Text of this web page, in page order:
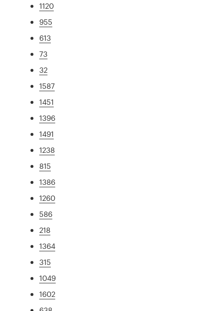
1120
955
613
73
32
1587
1451
1396
1491
1238
815
1386
1260
586
218
1364
315
1049
1602